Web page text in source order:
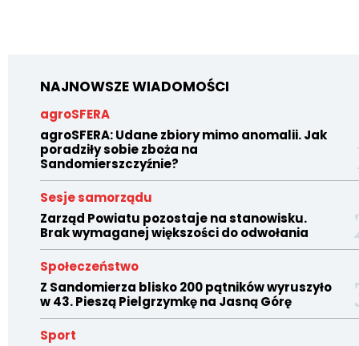
NAJNOWSZE WIADOMOŚCI
agroSFERA
agroSFERA: Udane zbiory mimo anomalii. Jak
poradziły sobie zboża na
Sandomierszczyźnie?
Sesje samorządu
Zarząd Powiatu pozostaje na stanowisku.
Brak wymaganej większości do odwołania
Społeczeństwo
Z Sandomierza blisko 200 pątników wyruszyło
w 43. Pieszą Pielgrzymkę na Jasną Górę
Sport